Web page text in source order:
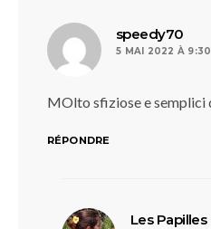
speedy70
5 MAI 2022 À
MOlto sfiziose e semplici
RÉPONDRE
Les